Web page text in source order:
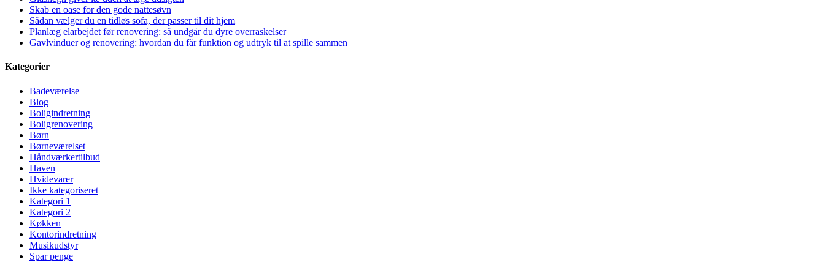
Skab en oase for den gode nattesøvn
Sådan vælger du en tidløs sofa, der passer til dit hjem
Planlæg elarbejdet før renovering: så undgår du dyre overraskelser
Gavlvinduer og renovering: hvordan du får funktion og udtryk til at spille sammen
Kategorier
Badeværelse
Blog
Boligindretning
Boligrenovering
Børn
Børneværelset
Håndværkertilbud
Haven
Hvidevarer
Ikke kategoriseret
Kategori 1
Kategori 2
Køkken
Kontorindretning
Musikudstyr
Spar penge